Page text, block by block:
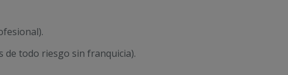
de todo riesgo sin franquicia).